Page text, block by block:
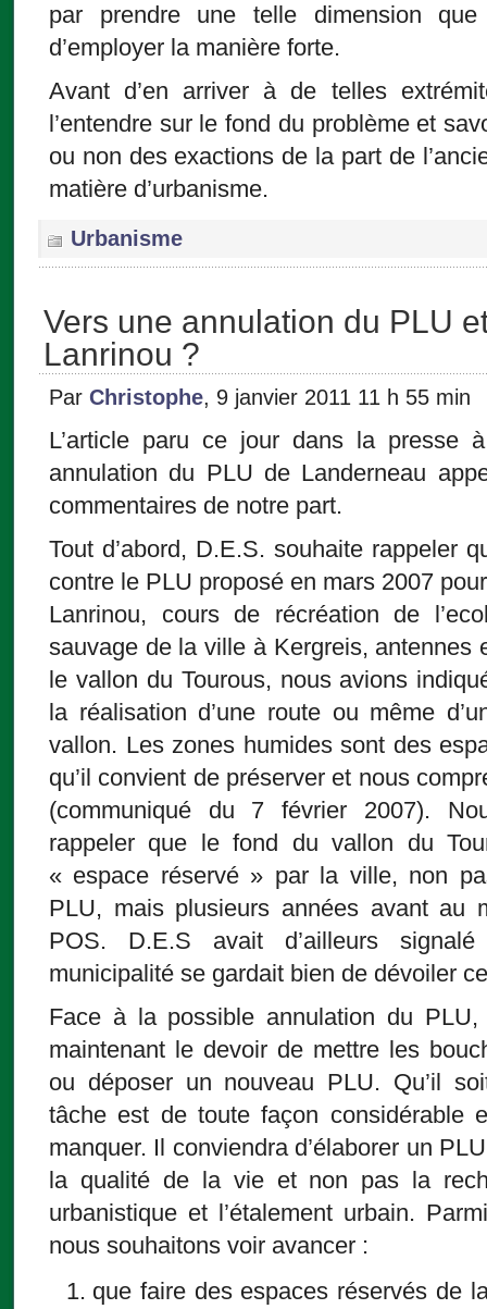
par prendre une telle dimension
d’employer la manière forte.
Avant d’en arriver à de telles
l’entendre sur le fond du problème et
ou non des exactions de la part de
matière d’urbanisme.
Urbanisme
Vers une annulation du PLU
Lanrinou ?
Par Christophe, 9 janvier 2011 11 h 55 min
L’article paru ce jour dans la presse
annulation du PLU de Landerneau
commentaires de notre part.
Tout d’abord, D.E.S. souhaite rappeler
contre le PLU proposé en mars 2007
Lanrinou, cours de récréation de
sauvage de la ville à Kergreis,
le vallon du Tourous, nous avions
la réalisation d’une route ou même
vallon. Les zones humides sont des
qu’il convient de préserver et nous
(communiqué du 7 février 2007).
rappeler que le fond du vallon du
« espace réservé » par la ville, non
PLU, mais plusieurs années avant au
POS. D.E.S avait d’ailleurs
municipalité se gardait bien de dévoiler
Face à la possible annulation du
maintenant le devoir de mettre les
ou déposer un nouveau PLU. Qu’il
tâche est de toute façon considérable
manquer. Il conviendra d’élaborer un
la qualité de la vie et non pas la
urbanistique et l’étalement urbain.
nous souhaitons voir avancer :
que faire des espaces réservés de